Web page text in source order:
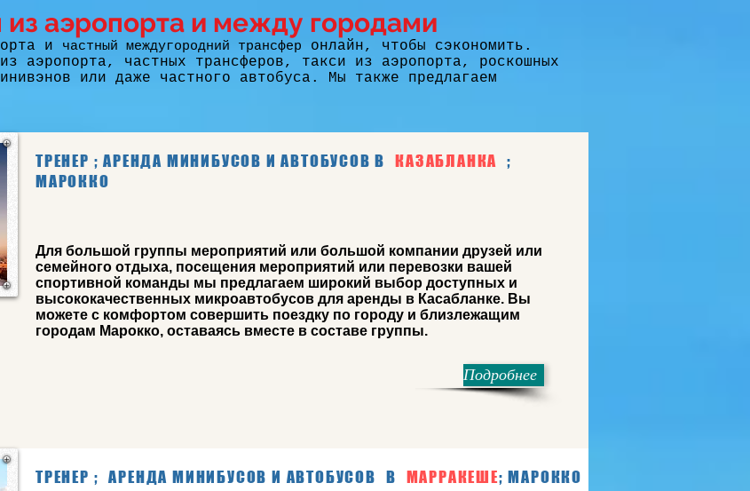
аэропорта и между городами
и частный междугородний трансфер
онлайн, чтобы сэкономить.
аэропорта, частных трансферов, такси из аэропорта, роскошных
или даже частного автобуса. Мы также предлагаем
ТРЕНЕР ; АРЕНДА МИНИБУСОВ И АВТОБУСОВ В КАЗАБЛАНКА
;
МАРОККО
Для большой группы мероприятий или большой компании друзей или
семейного отдыха, посещения мероприятий или перевозки вашей
спортивной команды мы предлагаем широкий выбор доступных и
высококачественных микроавтобусов для аренды в Касабланке. Вы
можете с комфортом совершить поездку по городу и близлежащим
городам Марокко, оставаясь вместе в составе группы.
Подробнее
ТРЕНЕР ; АРЕНДА МИНИБУСОВ И АВТОБУСОВ В МАРРАКЕШЕ; МАРОККО